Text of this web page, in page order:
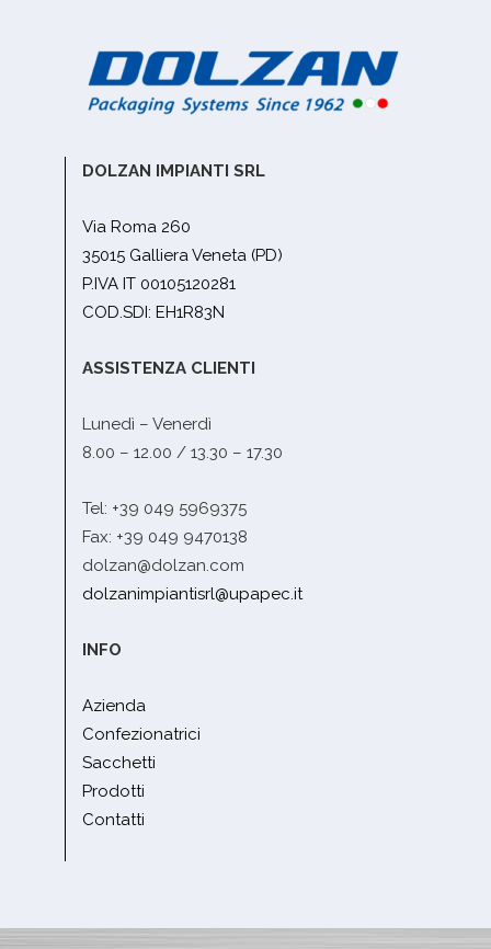
DOLZAN IMPIANTI SRL
Via Roma 260
35015 Galliera Veneta (PD)
P.IVA IT 00105120281
COD.SDI: EH1R83N
ASSISTENZA CLIENTI
Lunedì – Venerdì
8.00 – 12.00 / 13.30 – 17.30
Tel: +39 049 5969375
Fax: +39 049 9470138
dolzan@dolzan.com
dolzanimpiantisrl@upapec.it
INFO
Azienda
Confezionatrici
Sacchetti
Prodotti
Contatti